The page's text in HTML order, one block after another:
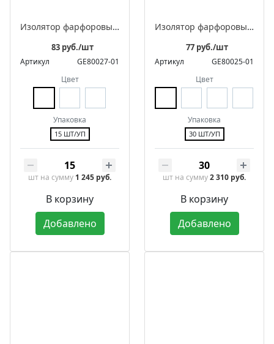
Изолятор фарфоровый квадратный для монтажа витого ретро провода, в комплекте с саморезом
83 руб./шт
Артикул
GE80027-01
Цвет
Упаковка
15 ШТ/УП
шт на сумму 1 245 руб.
В корзину
Добавлено
Изолятор фарфоровый квадратный для монтажа витого ретро провода
77 руб./шт
Артикул
GE80025-01
Цвет
Упаковка
30 ШТ/УП
шт на сумму2 310 руб.
В корзину
Добавлено